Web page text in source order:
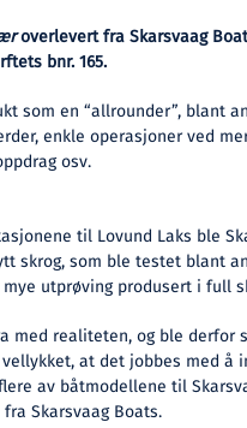
overlevert fra Skarsvaag
bnr. 165.
som en “allrounder”, blant
enkle operasjoner ved
osv.
til Lovund Laks ble
skrog, som ble testet blant
utprøving produsert i full
med realiteten, og ble derfor
at det jobbes med å
av båtmodellene til
Skarsvaag Boats.